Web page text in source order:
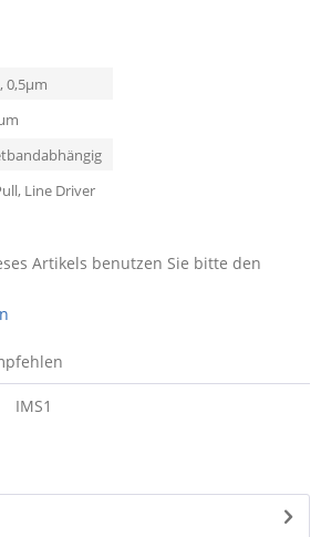
0,5µm
Line Driver
Artikels benutzen Sie bitte den
IMS1